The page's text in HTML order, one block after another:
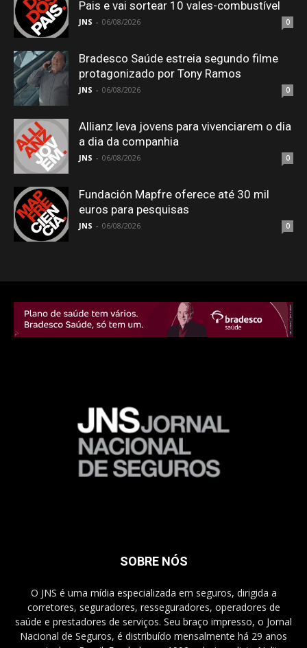
Pais e vai sortear 10 vales-combustível
JNS - 06/08/2026 0
Bradesco Saúde estreia segundo filme
protagonizado por Tony Ramos
JNS - 06/08/2026 0
Allianz leva jovens para vivenciarem o dia
a dia da companhia
JNS - 06/08/2026 0
Fundación Mapfre oferece até 30 mil
euros para pesquisas
JNS - 06/08/2026 0
SOBRE NÓS
O JNS é uma mídia especializada em seguros, dirigida a
corretores, seguradores, resseguradores, operadores de
saúde e prestadores de serviços. Seu braço impresso, o Jornal
Nacional de Seguros, é distribuído mensalmente há 29 anos